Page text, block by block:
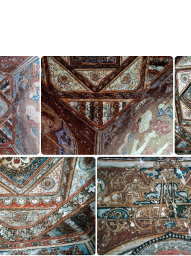
Inner Chörten